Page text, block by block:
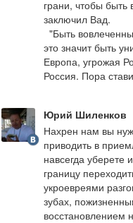
грани, чтобы
заключил Вад.
это значит быть
Европа, угрожая
Россия. Пора
Юрий Шиленков
Нахрен нам вы
приводить в
навсегда уберете
границу
укроевреями
зубах,
восстановлением